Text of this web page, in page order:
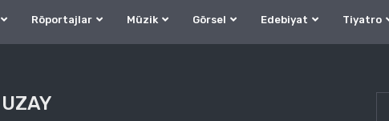
Röportajlar Müzik Görsel Edebiyat Tiyatro
UZAY